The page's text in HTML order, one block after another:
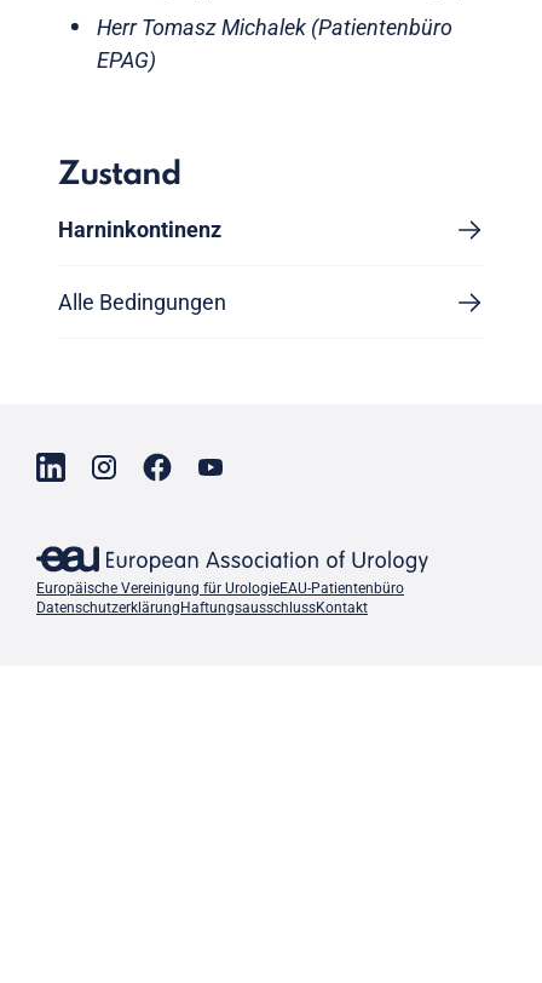
Herr Tomasz Michalek (Patientenbüro
EPAG)
Zustand
Harninkontinenz
Alle Bedingungen
Europäische Vereinigung für UrologieEAU-Patientenbüro
Datenschutzerklärung HaftungsausschlussKontakt